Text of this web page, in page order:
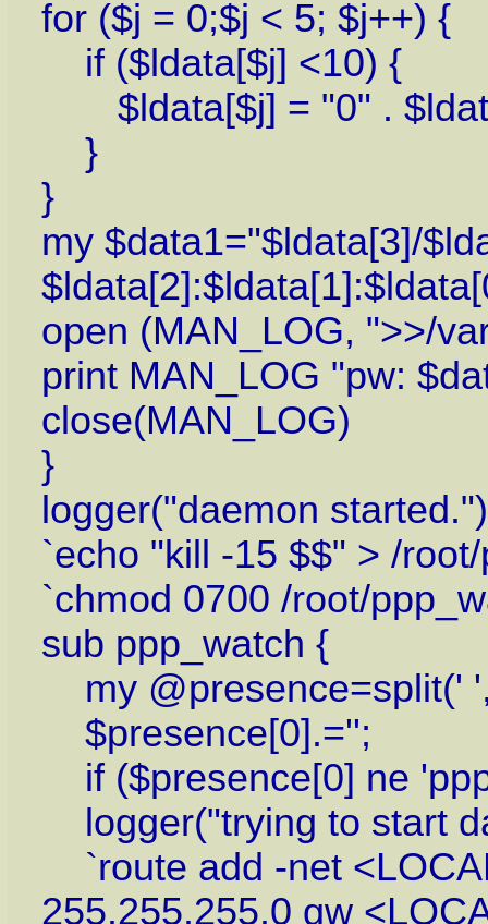
for ($j = 0;$j < 5; $j++) {
if ($ldata[$j] <10) {
$ldata[$j] = "0" .
}
}
my $data1="$ldata[3]/
open (MAN_LOG, ">>/
print MAN_LOG "pw:
close(MAN_LOG)
}
logger("daemon
`echo "kill -15 $$" > /
`chmod 0700 /root/
sub ppp_watch {
my @presence=split('
$presence[0].='';
if ($presence[0] ne
logger("trying to start
`route add -net
255.255.255.0 gw